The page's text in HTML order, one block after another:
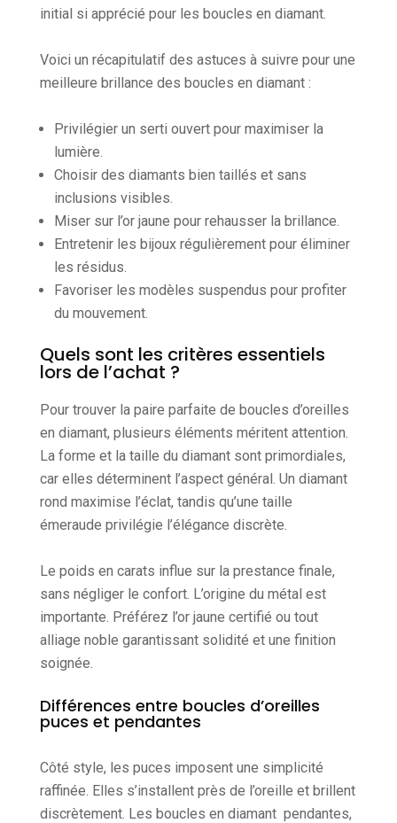
initial si apprécié pour les boucles en diamant.
Voici un récapitulatif des astuces à suivre pour une
meilleure brillance des boucles en diamant :
Privilégier un serti ouvert pour maximiser la
lumière.
Choisir des diamants bien taillés et sans
inclusions visibles.
Miser sur l’or jaune pour rehausser la brillance.
Entretenir les bijoux régulièrement pour éliminer
les résidus.
Favoriser les modèles suspendus pour profiter
du mouvement.
Quels sont les critères essentiels
lors de l’achat ?
Pour trouver la paire parfaite de boucles d’oreilles
en diamant, plusieurs éléments méritent attention.
La forme et la taille du diamant sont primordiales,
car elles déterminent l’aspect général. Un diamant
rond maximise l’éclat, tandis qu’une taille
émeraude privilégie l’élégance discrète.
Le poids en carats influe sur la prestance finale,
sans négliger le confort. L’origine du métal est
importante. Préférez l’or jaune certifié ou tout
alliage noble garantissant solidité et une finition
soignée.
Différences entre boucles d’oreilles
puces et pendantes
Côté style, les puces imposent une simplicité
raffinée. Elles s’installent près de l’oreille et brillent
discrètement. Les boucles en diamant pendantes,